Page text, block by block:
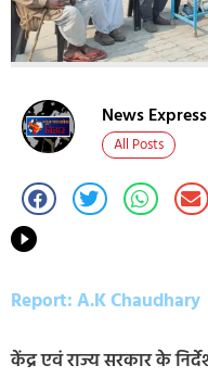
News
All Posts
Report: A.K Chaudhary
केंद्र एवं राज्य सरकार के